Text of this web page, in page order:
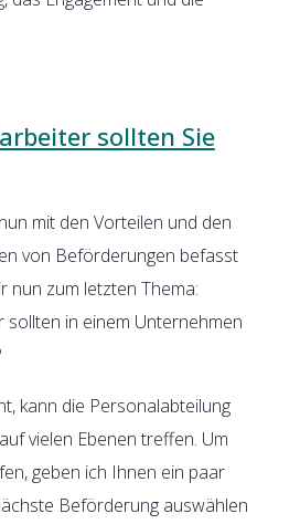
sollten Sie
mit den Vorteilen und den
von Beförderungen befasst
nun zum letzten Thema:
in einem Unternehmen
kann die Personalabteilung
vielen Ebenen treffen. Um
geben ich Ihnen ein paar
Beförderung auswählen